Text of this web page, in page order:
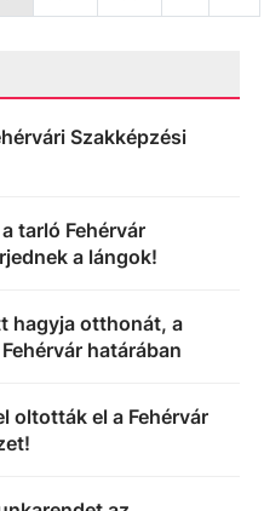
Szakképzési
tarló Fehérvár
a lángok!
hagyja otthonát, a
határában
oltották el a Fehérvár